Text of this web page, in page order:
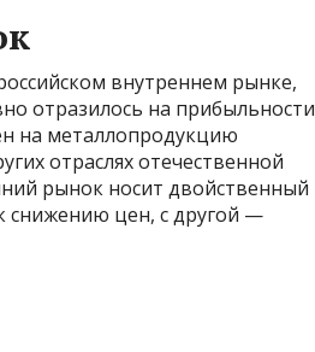
внутреннем рынке,
отразилось на прибыльности
на металлопродукцию
отраслях отечественной
рынок носит двойственный
снижению цен, с другой —